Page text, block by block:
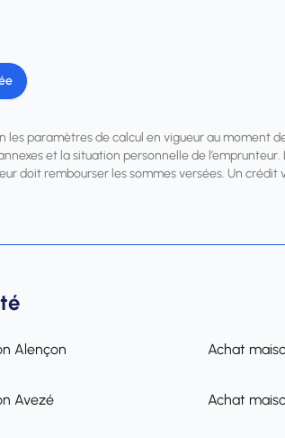
paramètres de calcul en vigueur au moment
et la situation personnelle de l’emprunteur.
doit rembourser les sommes versées. Un
Alençon Achat
Avezé Achat